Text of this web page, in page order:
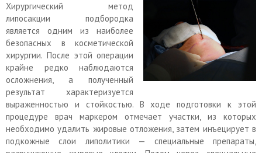
Хирургический метод
липосакции подбородка
является одним из наиболее
безопасных в косметической
хирургии. После этой операции
крайне редко наблюдаются
осложнения, а полученный
результат характеризуется
выраженностью и стойкостью. В ходе подготовки к этой
процедуре врач маркером отмечает участки, из которых
необходимо удалить жировые отложения, затем инъецирует в
подкожные слои липолитики — специальные препараты,